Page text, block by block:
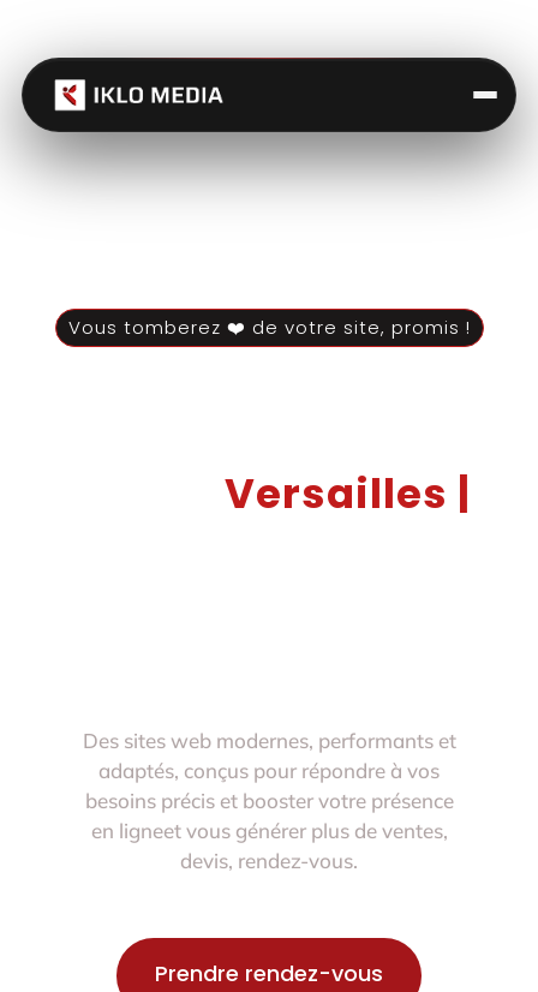
Vous tomberez ❤️ de votre site, promis !
Versailles |
Des sites web modernes, performants et
adaptés, conçus pour répondre à vos
besoins précis et booster votre présence
en ligneet vous générer plus de ventes,
devis, rendez-vous.
Prendre rendez-vous